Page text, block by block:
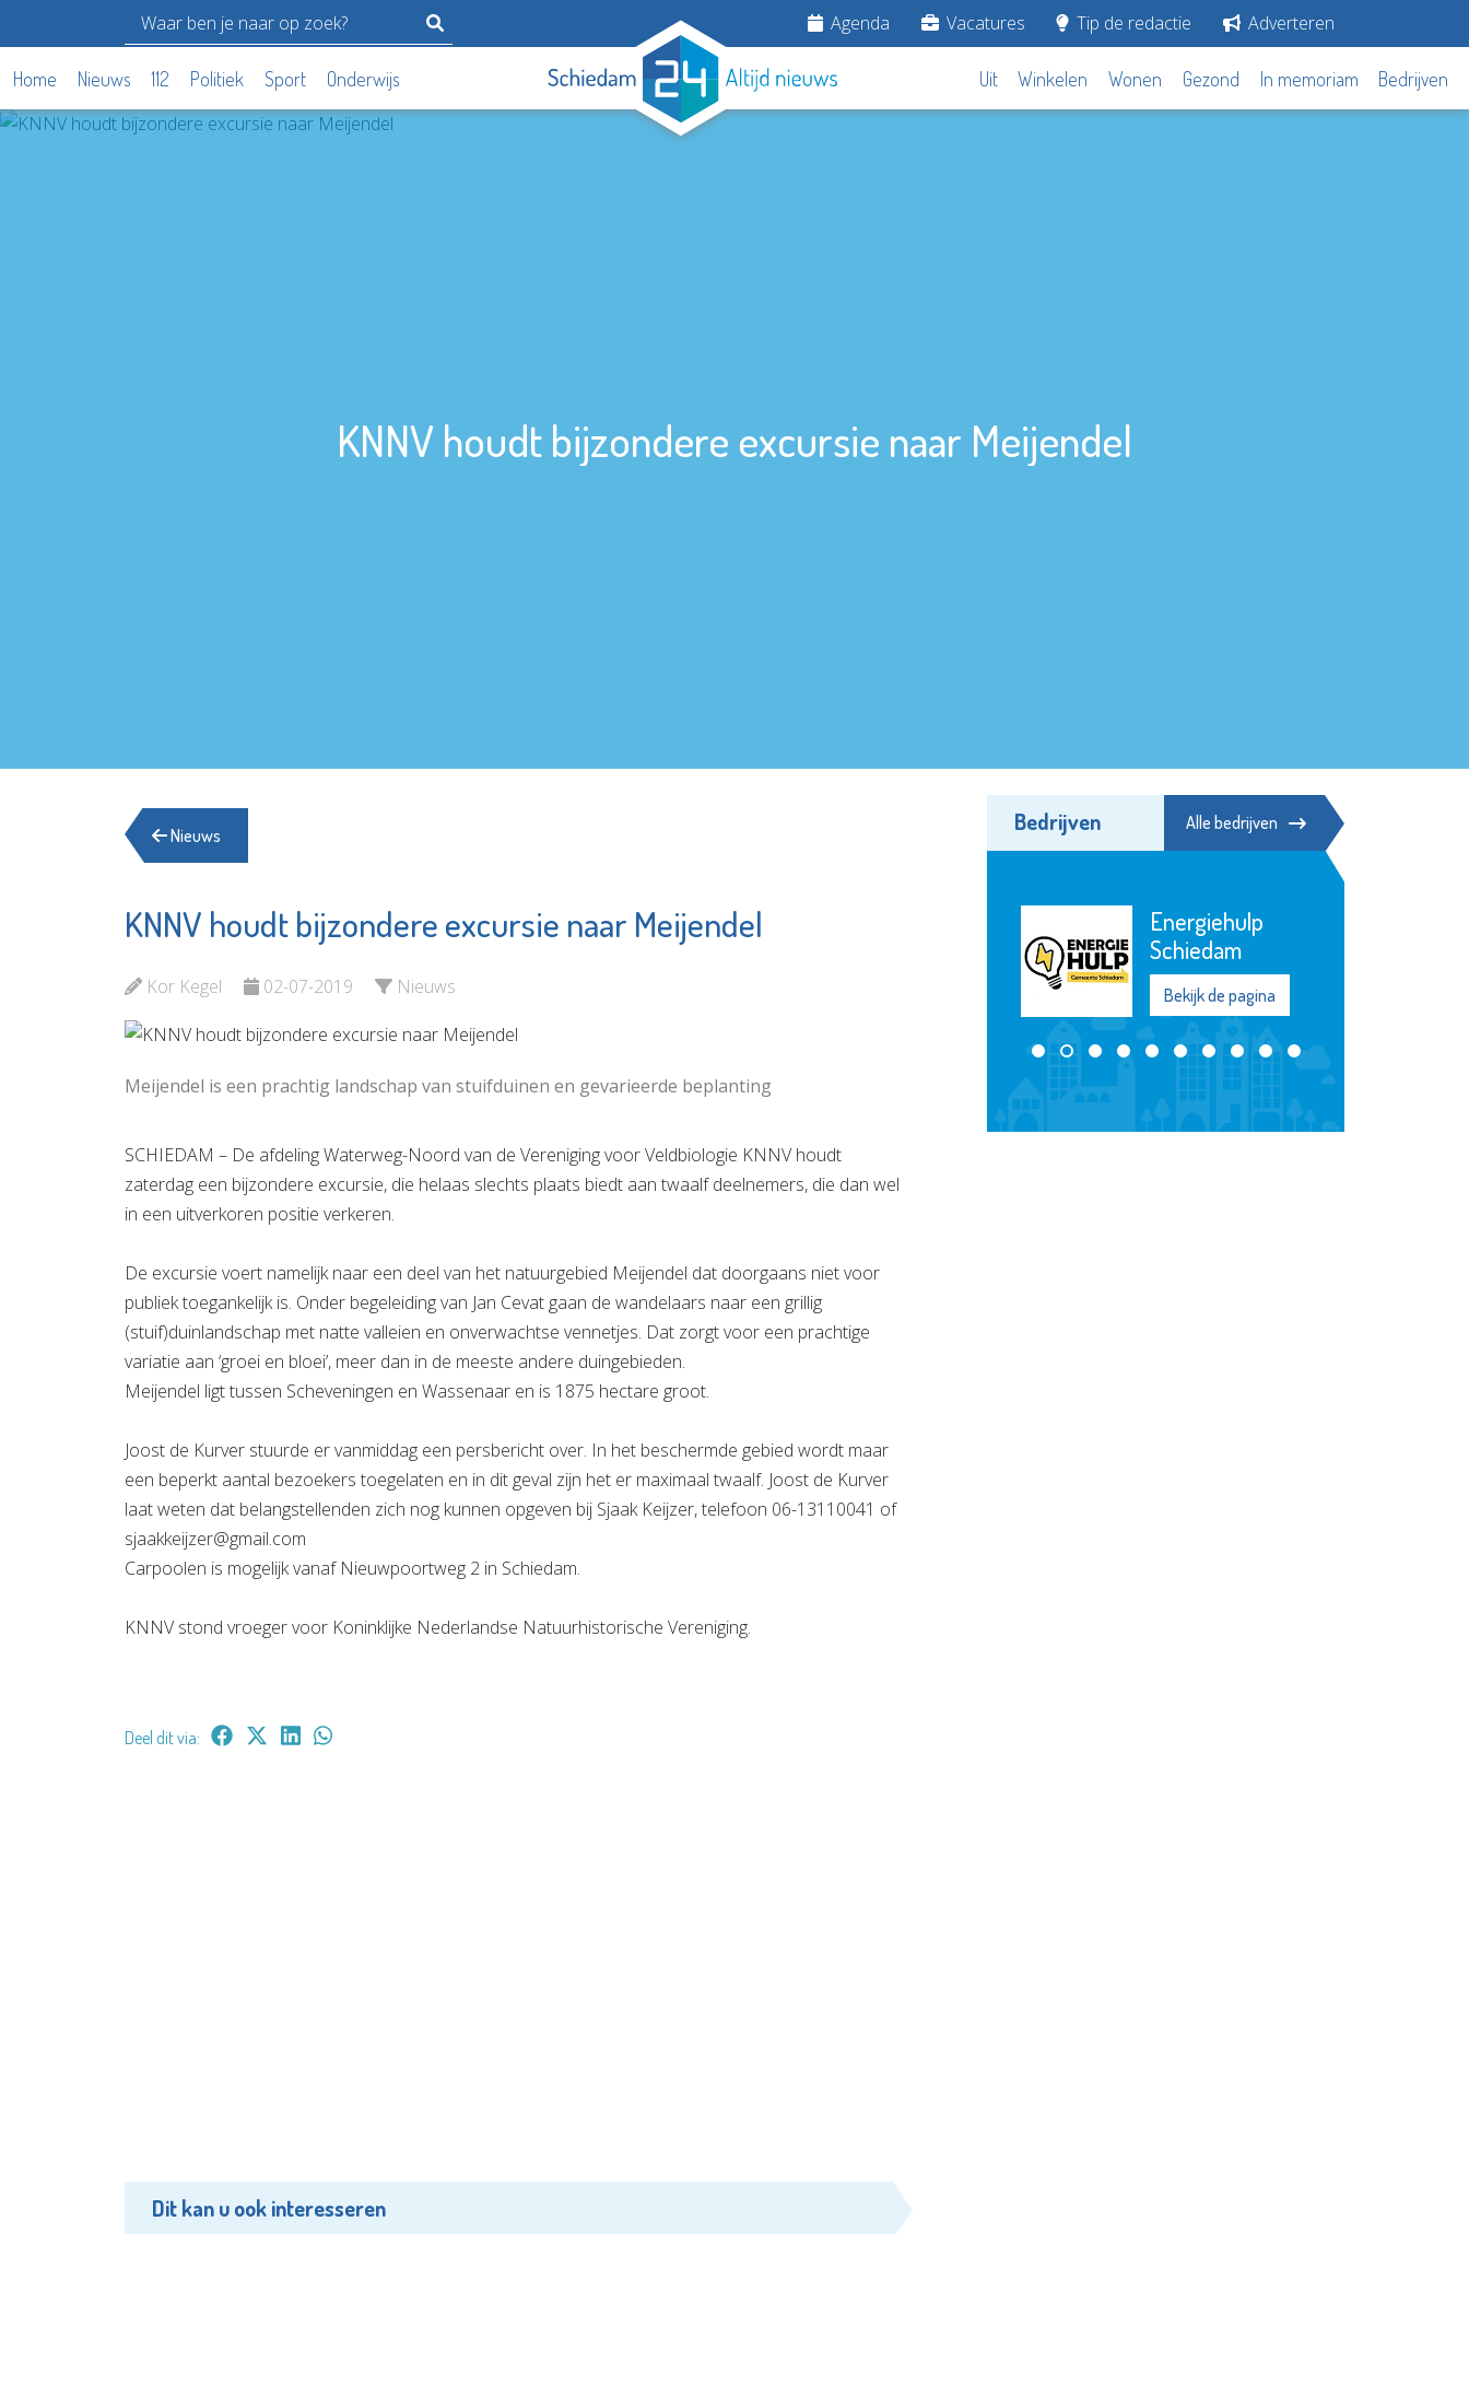
Agenda Vacatures Tip de redactie Adverteren
Home Nieuws 112 Politiek Sport Onderwijs Uit Winkelen Wonen Gezond In memoriam Bedrijven
KNNV houdt bijzondere excursie naar Meijendel
Nieuws
KNNV houdt bijzondere excursie naar Meijendel
Kor Kegel 02-07-2019 Nieuws
Meijendel is een prachtig landschap van stuifduinen en gevarieerde beplanting
SCHIEDAM – De afdeling Waterweg-Noord van de Vereniging voor Veldbiologie KNNV houdt
zaterdag een bijzondere excursie, die helaas slechts plaats biedt aan twaalf deelnemers, die dan wel
in een uitverkoren positie verkeren.
De excursie voert namelijk naar een deel van het natuurgebied Meijendel dat doorgaans niet voor
publiek toegankelijk is. Onder begeleiding van Jan Cevat gaan de wandelaars naar een grillig
(stuif)duinlandschap met natte valleien en onverwachtse vennetjes. Dat zorgt voor een prachtige
variatie aan ‘groei en bloei’, meer dan in de meeste andere duingebieden.
Meijendel ligt tussen Scheveningen en Wassenaar en is 1875 hectare groot.
Joost de Kurver stuurde er vanmiddag een persbericht over. In het beschermde gebied wordt maar
een beperkt aantal bezoekers toegelaten en in dit geval zijn het er maximaal twaalf. Joost de Kurver
laat weten dat belangstellenden zich nog kunnen opgeven bij Sjaak Keijzer, telefoon 06-13110041 of
sjaakkeijzer@gmail.com
Carpoolen is mogelijk vanaf Nieuwpoortweg 2 in Schiedam.
KNNV stond vroeger voor Koninklijke Nederlandse Natuurhistorische Vereniging.
Deel dit via:
Dit kan u ook interesseren
Bedrijven Alle bedrijven
Schiedam
Bekijk de pagina
YETS Foundation
Bekijk de pagina
Energiehulp
Schiedam
Bekijk de pagina